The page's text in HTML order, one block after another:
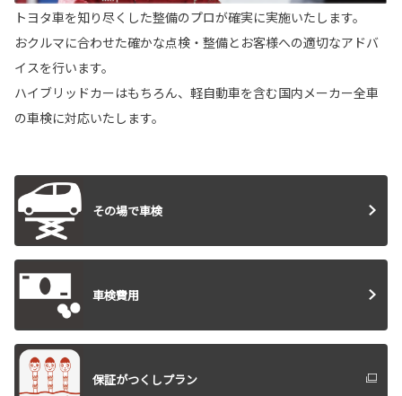
トヨタ車を知り尽くした整備のプロが確実に実施いたします。
おクルマに合わせた確かな点検・整備とお客様への適切なアドバ
イスを行います。
ハイブリッドカーはもちろん、軽自動車を含む国内メーカー全車
の車検に対応いたします。
その場で車検
車検費用
保証がつくしプラン